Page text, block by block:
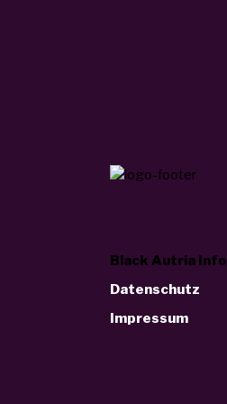
Black Autria Info
Datenschutz
Impressum